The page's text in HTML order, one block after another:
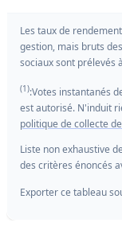
Les taux de
gestion, mais bruts
sociaux sont prélevés
(1):Votes instantanés
est autorisé. N'induit
politique de collecte
Liste non exhaustive
des critères énoncés
Exporter ce tableau